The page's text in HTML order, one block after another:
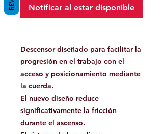
Notificar al estar disponible
Descensor diseñado para facilitar la
progresión en el trabajo con el
acceso y posicionamiento mediante
la cuerda.
El nuevo diseño reduce
significativamente la fricción
durante el ascenso.